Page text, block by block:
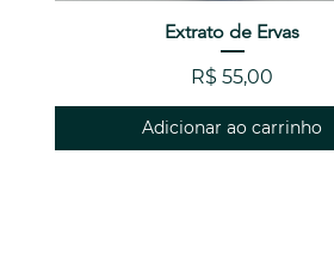
Visualização rápida
Extrato de Ervas
Preço
R$ 55,00
Adicionar ao carrinho